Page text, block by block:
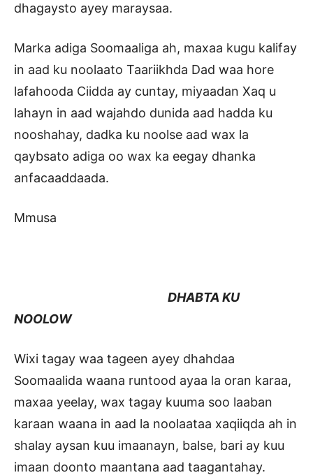
dhagaysto ayey maraysaa.
Marka adiga Soomaaliga ah, maxaa kugu kalifay
in aad ku noolaato Taariikhda Dad waa hore
lafahooda Ciidda ay cuntay, miyaadan Xaq u
lahayn in aad wajahdo dunida aad hadda ku
nooshahay, dadka ku noolse aad wax la
qaybsato adiga oo wax ka eegay dhanka
anfacaaddaada.
Mmusa
DHABTA KU
NOOLOW
Wixi tagay waa tageen ayey dhahdaa
Soomaalida waana runtood ayaa la oran karaa,
maxaa yeelay, wax tagay kuuma soo laaban
karaan waana in aad la noolaataa xaqiiqda ah in
shalay aysan kuu imaanayn, balse, bari ay kuu
imaan doonto maantana aad taagantahay.